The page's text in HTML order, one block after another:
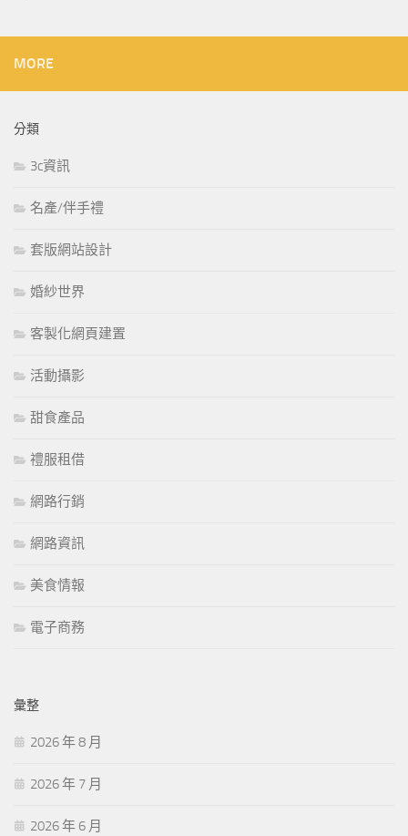
MORE
分類
3c資訊
名產/伴手禮
套版網站設計
婚紗世界
客製化網頁建置
活動攝影
甜食產品
禮服租借
網路行銷
網路資訊
美食情報
電子商務
彙整
2026 年 8 月
2026 年 7 月
2026 年 6 月